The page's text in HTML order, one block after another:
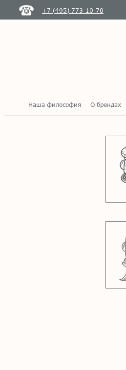
+7 (495) 773-10-70
Наша философия О брендах